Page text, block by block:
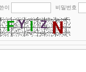
이 비밀번호